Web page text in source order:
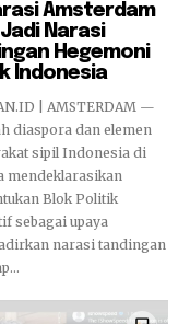
Amsterdam
Jadi Narasi
Hegemoni
Indonesia
| AMSTERDAM —
diaspora dan elemen
sipil Indonesia di
mendeklarasikan
Blok Politik
sebagai upaya
narasi tandingan